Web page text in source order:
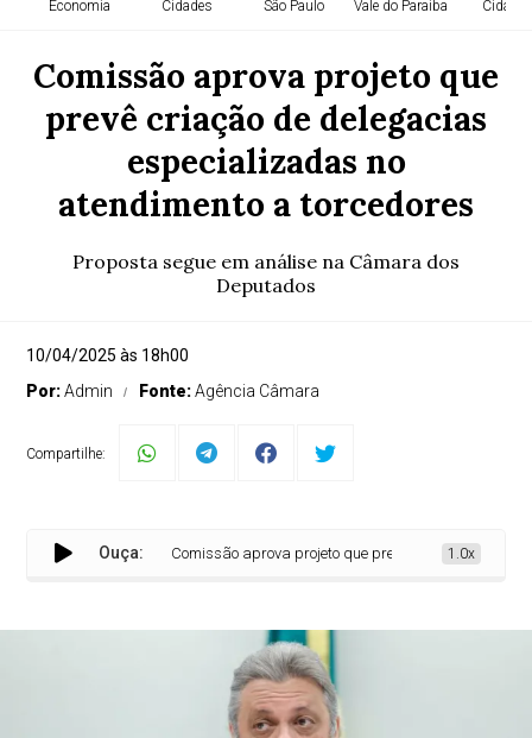
Economia Cidades São Paulo Vale do Paraiba Cidades
Comissão aprova projeto que
prevê criação de delegacias
especializadas no
atendimento a torcedores
Proposta segue em análise na Câmara dos
Deputados
10/04/2025 às 18h00
Por:Admin Fonte:Agência Câmara
Compartilhe:
Ouça: Comissão aprova projeto que prevê criação de1.0x